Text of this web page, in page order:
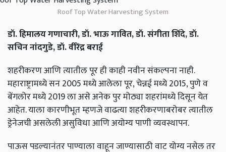
Roof Top Water Harvesting System
डॉ.हिमालयगणाचारी,डॉ.भाऊगावित,डॉ.संगीताशिंदे,डॉ.
सचिननांदगुडे,डॉ.वीरेंद्रबराई
शहरीकरणआणित्यातीलपूरहीकाहीनवीनसंकल्पनानाही.
महाराष्ट्रामध्येसन2005मध्येआलेलापूर,चेन्नईमध्ये2015,पुणेव
बेंगलोरमध्ये2019लाअसेअनेकपुरमोठ्याशहरांमध्येदिसूनयेत
आहेत.यालाकारणीभूतम्हणजेवाढत्याशहरीकरणाबरोबरत्यातील
ड्रेनेजचीअसलेलीअसुविधाआणिअयोग्यपाणीव्यवस्थापन.
पाऊसपडल्यानंतरपाण्यालावाहूनजाण्यासाठीवाटयोग्यनसेलतर